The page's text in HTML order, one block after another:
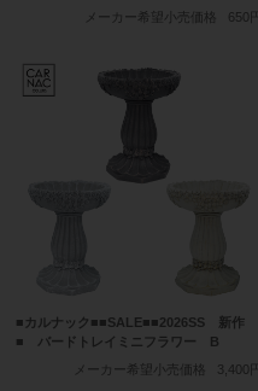
メーカー希望小売価格
650円
■カルナック■■SALE■■2026SS 新作
■ バードトレイミニフラワー B
メーカー希望小売価格
3,400円